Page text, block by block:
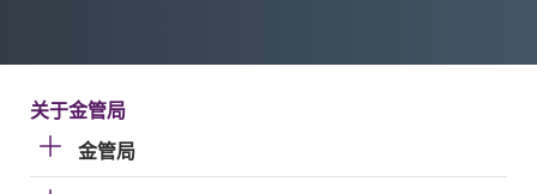
关于金管局
金管局